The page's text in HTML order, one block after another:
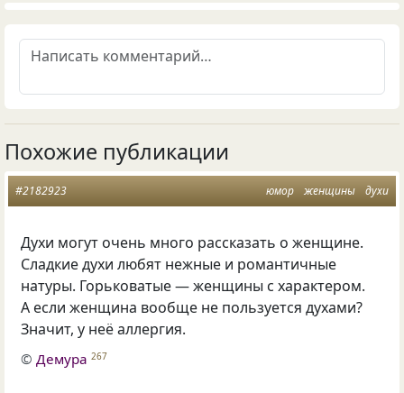
Похожие публикации
юмор женщины духи
#2182923
Духи могут очень много рассказать о женщине.
Сладкие духи любят нежные и романтичные
натуры. Горьковатые — женщины с характером.
А если женщина вообще не пользуется духами?
Значит, у неё аллергия.
© Демура 267